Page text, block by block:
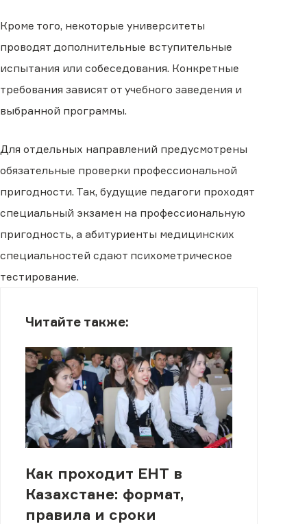
Кроме того, некоторые университеты
проводят дополнительные вступительные
испытания или собеседования. Конкретные
требования зависят от учебного заведения и
выбранной программы.
Для отдельных направлений предусмотрены
обязательные проверки профессиональной
пригодности. Так, будущие педагоги проходят
специальный экзамен на профессиональную
пригодность, а абитуриенты медицинских
специальностей сдают психометрическое
тестирование.
Читайте также:
Как проходит ЕНТ в
Казахстане: формат,
правила и сроки